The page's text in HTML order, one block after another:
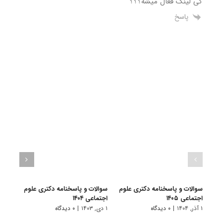
پاسخ
سوالات و پاسخنامه دکتری علوم
اجتماعی ۱۴۰۵
۱ آذر, ۱۴۰۴ | ۰ دیدگاه
سوالات و پاسخنامه دکتری علوم
اجتماعی ۱۴۰۴
۱ دی, ۱۴۰۳ | ۰ دیدگاه